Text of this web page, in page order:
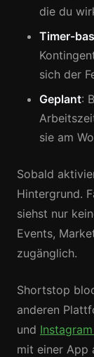
die du
Timer-
sich der
Geplant:
sie am
Sobald
Hintergrund.
siehst nur
Events,
zugänglich.
Shortstop
anderen
und
mit einer App